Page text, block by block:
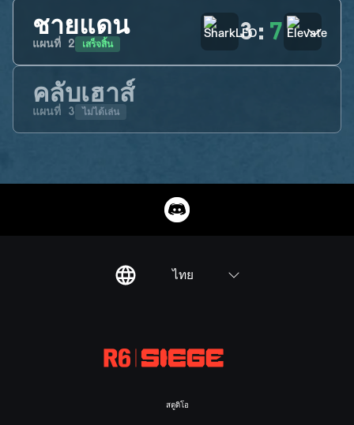
ชายแดน
แผนที่ 2 เสร็จสิ้น 3: 7
คลับเฮาส์
แผนที่ 3 ไม่ได้เล่น
ไทย
สตูดิโอ